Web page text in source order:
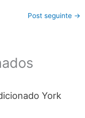
Post seguinte →
York